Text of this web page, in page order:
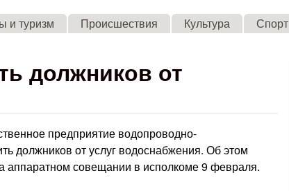
Skip to main content
и туризм Происшествия Культура Спорт
должников от
предприятие водопроводно-
должников от услуг водоснабжения. Об этом
аппаратном совещании в исполкоме 9 февраля.